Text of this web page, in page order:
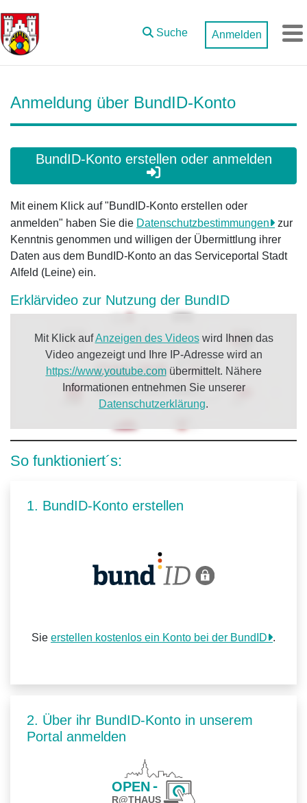
Zum Hauptinhalt springen
Suche Anmelden
Anmeldung über BundID-Konto
BundID-Konto erstellen oder anmelden
Mit einem Klick auf "BundID-Konto erstellen oder
anmelden" haben Sie die Datenschutzbestimmungen
zur
Kenntnis genommen und willigen der Übermittlung ihrer
Daten aus dem BundID-Konto an das Serviceportal Stadt
Alfeld (Leine) ein.
Erklärvideo zur Nutzung der BundID
Mit Klick aufAnzeigen des Videoswird Ihnen das
Video angezeigt und Ihre IP-Adresse wird an
https://www.youtube.comübermittelt. Nähere
Informationen entnehmen Sie unserer
Datenschutzerklärung.
So funktioniert´s:
1. BundID-Konto erstellen
Sie erstellen kostenlos ein Konto bei der BundID .
2. Über ihr BundID-Konto in unserem
Portal anmelden